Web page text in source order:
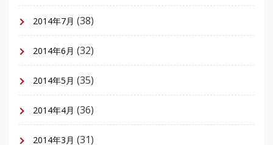
2014年7月 (38)
2014年6月 (32)
2014年5月 (35)
2014年4月 (36)
2014年3月 (31)